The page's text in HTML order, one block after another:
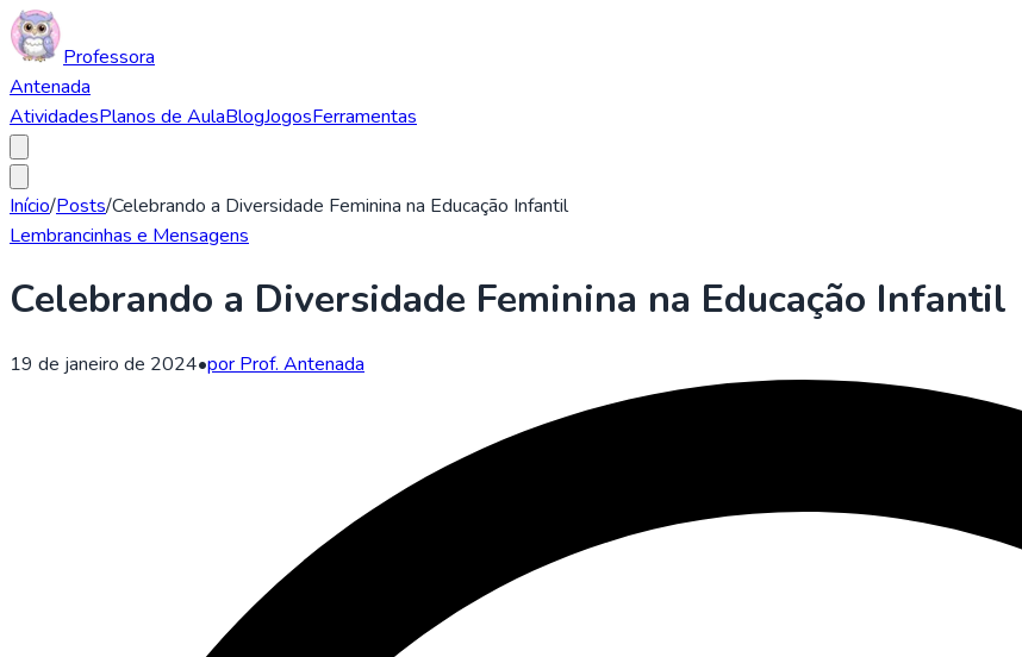
Professora
Antenada
AtividadesPlanos de AulaBlogJogosFerramentas
Início/Posts/Celebrando a Diversidade Feminina na Educação Infantil
Lembrancinhas e Mensagens
Celebrando a Diversidade Feminina na Educação Infantil
19 de janeiro de 2024•por Prof. Antenada